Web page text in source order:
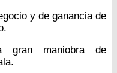
y de ganancia de
gran maniobra de